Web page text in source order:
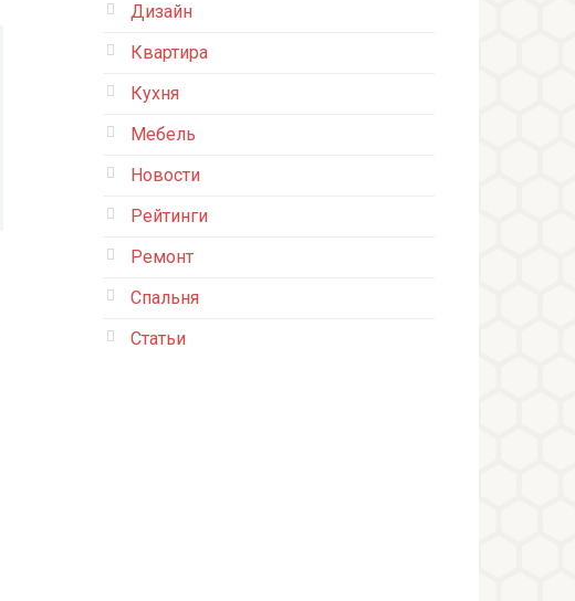
Дизайн
Квартира
Кухня
Мебель
Новости
Рейтинги
Ремонт
Спальня
Статьи